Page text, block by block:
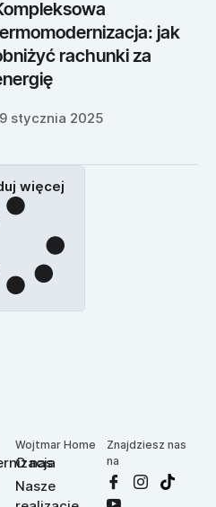
jak
rachunki za
stycznia 2025
więcej
Wojtmar Home
O nas
Nasze
Znajdziesz nas
na